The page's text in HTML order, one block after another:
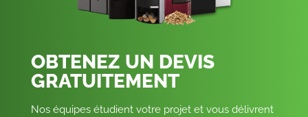
OBTENEZ UN DEVIS
GRATUITEMENT
Nos équipes étudient votre projet et vous délivrent